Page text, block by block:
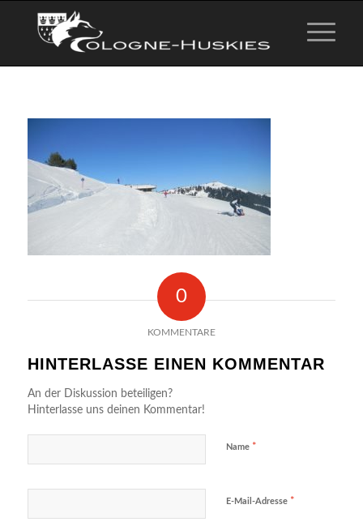
0
KOMMENTARE
HINTERLASSE EINEN KOMMENTAR
An der Diskussion beteiligen?
Hinterlasse uns deinen Kommentar!
Name *
E-Mail-Adresse *